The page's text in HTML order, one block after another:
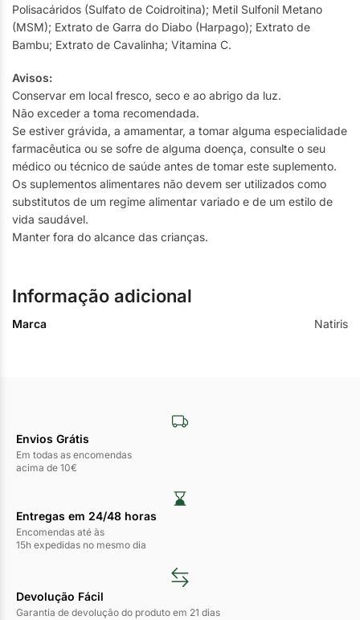
Polisacáridos (Sulfato de Coidroitina); Metil Sulfonil Metano
(MSM); Extrato de Garra do Diabo (Harpago); Extrato de
Bambu; Extrato de Cavalinha; Vitamina C.
Avisos:
Conservar em local fresco, seco e ao abrigo da luz.
Não exceder a toma recomendada.
Se estiver grávida, a amamentar, a tomar alguma especialidade
farmacêutica ou se sofre de alguma doença, consulte o seu
médico ou técnico de saúde antes de tomar este suplemento.
Os suplementos alimentares não devem ser utilizados como
substitutos de um regime alimentar variado e de um estilo de
vida saudável.
Manter fora do alcance das crianças.
Informação adicional
Marca Natiris
Envios Grátis
Em todas as encomendas
acima de 10€
Entregas em 24/48 horas​
Encomendas até às
15h expedidas no mesmo dia
Devolução Fácil
Garantia de devolução do produto em 21 dias